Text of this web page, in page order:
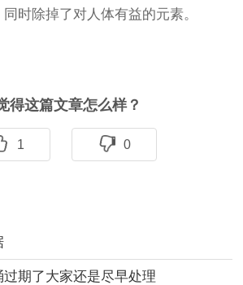
时除掉了对人体有益的元素。
得这篇文章怎么样？
1 0
期了大家还是尽早处理